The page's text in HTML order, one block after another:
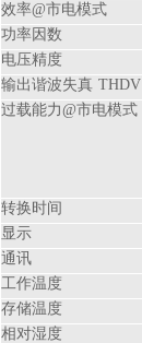
效率@市电模式
功率因数
电压精度
输出谐波失真 THDV
过载能力@市电模式
转换时间
显示
通讯
工作温度
存储温度
相对湿度